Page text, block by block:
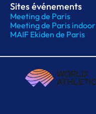
Sites événements
Meeting de Paris
Meeting de Paris indoor
MAIF Ekiden de Paris